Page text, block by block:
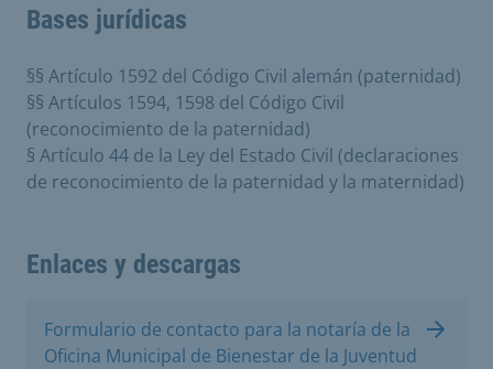
Bases jurídicas
§§ Artículo 1592 del Código Civil alemán (paternidad)
§§ Artículos 1594, 1598 del Código Civil
(reconocimiento de la paternidad)
§ Artículo 44 de la Ley del Estado Civil (declaraciones
de reconocimiento de la paternidad y la maternidad)
Enlaces y descargas
Formulario de contacto para la notaría de la
Oficina Municipal de Bienestar de la Juventud